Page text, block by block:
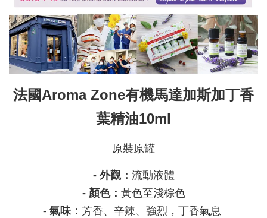
法國Aroma Zone有機馬達加斯加丁香
葉精油10ml
原裝原罐
- 外觀： 流動液體
- 顏色： 黃色至淺棕色
- 氣味： 芳香、辛辣、強烈，丁香氣息